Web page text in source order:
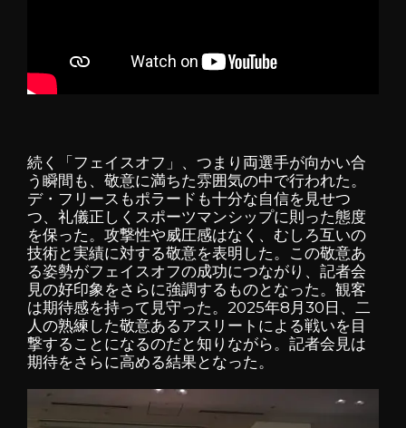
続く「フェイスオフ」、つまり両選手が向かい合
う瞬間も、敬意に満ちた雰囲気の中で行われた。
デ・フリースもポラードも十分な自信を見せつ
つ、礼儀正しくスポーツマンシップに則った態度
を保った。攻撃性や威圧感はなく、むしろ互いの
技術と実績に対する敬意を表明した。この敬意あ
る姿勢がフェイスオフの成功につながり、記者会
見の好印象をさらに強調するものとなった。観客
は期待感を持って見守った。2025年8月30日、二
人の熟練した敬意あるアスリートによる戦いを目
撃することになるのだと知りながら。記者会見は
期待をさらに高める結果となった。